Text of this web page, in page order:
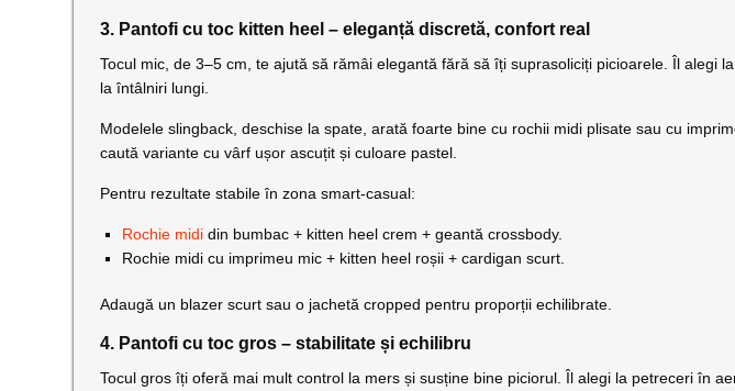
3. Pantofi cu toc kitten heel – eleganță discretă, confort real
Tocul mic, de 3–5 cm, te ajută să rămâi elegantă fără să îți suprasoliciți picioarele. Îl alegi
la întâlniri lungi.
Modelele slingback, deschise la spate, arată foarte bine cu rochii midi plisate sau cu
caută variante cu vârf ușor ascuțit și culoare pastel.
Pentru rezultate stabile în zona smart-casual:
Rochie midi din bumbac + kitten heel crem + geantă crossbody.
Rochie midi cu imprimeu mic + kitten heel roșii + cardigan scurt.
Adaugă un blazer scurt sau o jachetă cropped pentru proporții echilibrate.
4. Pantofi cu toc gros – stabilitate și echilibru
Tocul gros îți oferă mai mult control la mers și susține bine piciorul. Îl alegi la petreceri în